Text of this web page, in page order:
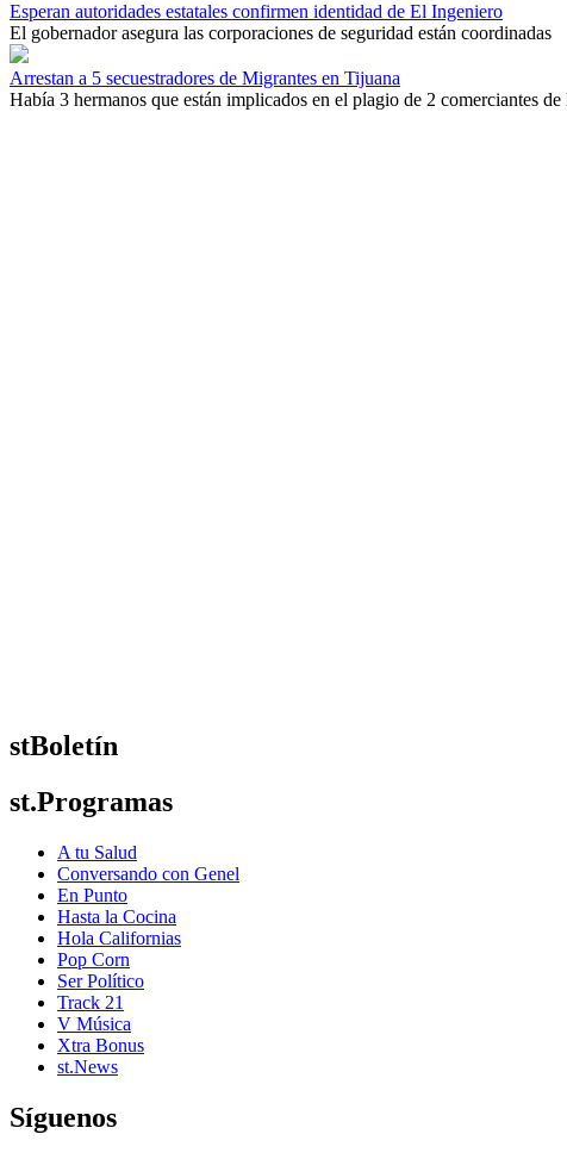
Esperan autoridades estatales confirmen identidad de El Ingeniero
El gobernador asegura las corporaciones de seguridad están coordinadas
Arrestan a 5 secuestradores de Migrantes en Tijuana
Había 3 hermanos que están implicados en el plagio de 2 comerciantes
stBoletín
st.Programas
A tu Salud
Conversando con Genel
En Punto
Hasta la Cocina
Hola Californias
Pop Corn
Ser Político
Track 21
V Música
Xtra Bonus
st.News
Síguenos